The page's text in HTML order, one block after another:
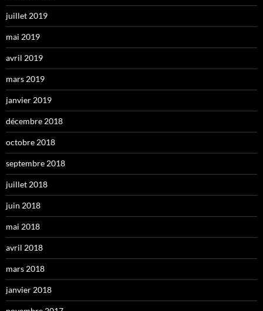
juillet 2019
mai 2019
avril 2019
mars 2019
janvier 2019
décembre 2018
octobre 2018
septembre 2018
juillet 2018
juin 2018
mai 2018
avril 2018
mars 2018
janvier 2018